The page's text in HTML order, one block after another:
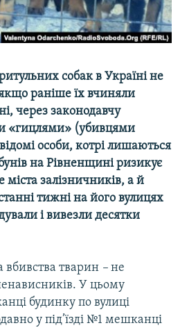
собак в Україні не
раніше їх вчиняли
через законодавчу
«гицлями» (убивцями
особи, котрі лишаються
на Рівненщині ризикує
залізничників, а й
тижні на його вулицях
і вивезли десятки
вбивства тварин – не
У цьому
будинку по вулиці
у під’їзді №1 мешканці